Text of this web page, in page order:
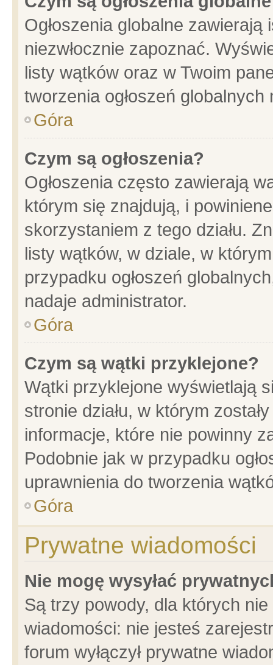
Ogłoszenia globalne
niezwłocznie zapoznać.
listy wątków oraz w Twoim
tworzenia ogłoszeń
Góra
Czym są ogłoszenia?
Ogłoszenia często zawierają
którym się znajdują, i
skorzystaniem z tego działu.
listy wątków, w dziale, w
przypadku ogłoszeń
nadaje administrator.
Góra
Czym są wątki przyklejone?
Wątki przyklejone wyświetlają
stronie działu, w którym
informacje, które nie powinny
Podobnie jak w przypadku
uprawnienia do tworzenia
Góra
Prywatne wiadomości
Nie mogę wysyłać
Są trzy powody, dla których
wiadomości: nie jesteś
forum wyłączył prywatne